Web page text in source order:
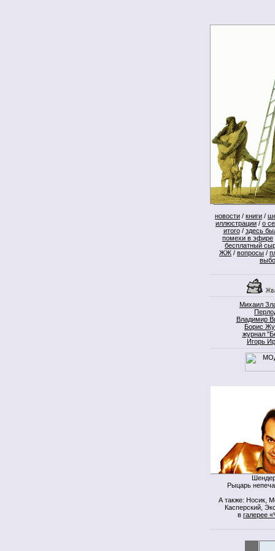
новости / книги /
иллюстрации / о
итого/ здесь
помехи в эфире
бесплатный
ЖЖ / вопросы /
Михаил
Владимир
Борис
журнал
Игорь
Рыцарь
А также: Носик,
Касперский,
в галерее